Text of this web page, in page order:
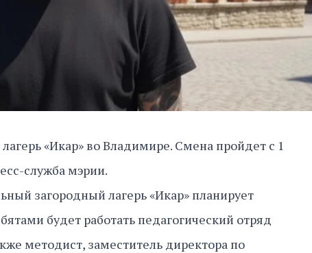
«Икар» во Владимире. Смена пройдет с 1
служба мэрии.
загородный лагерь «Икар» планирует
будет работать педагогический отряд
методист, заместитель директора по